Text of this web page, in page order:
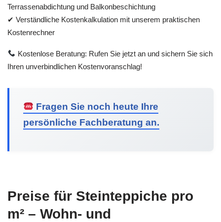
Terrassenabdichtung und Balkonbeschichtung
✔ Verständliche Kostenkalkulation mit unserem praktischen
Kostenrechner
Kostenlose Beratung: Rufen Sie jetzt an und sichern Sie sich
Ihren unverbindlichen Kostenvoranschlag!
Fragen Sie noch heute Ihre
persönliche Fachberatung an.
Preise für Steinteppiche pro
m² – Wohn- und